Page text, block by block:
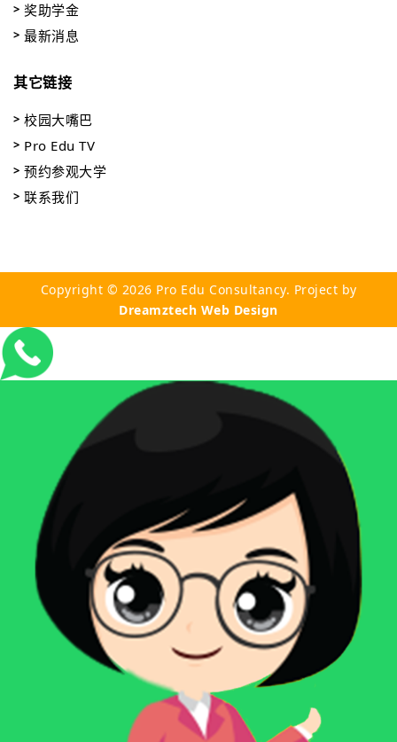
奖助学金
最新消息
其它链接
校园大嘴巴
Pro Edu TV
预约参观大学
联系我们
Copyright © 2026 Pro Edu Consultancy. Project by
Dreamztech Web Design